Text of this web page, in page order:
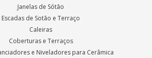
Janelas de Sótão
Escadas de Sotão e Terraço
Caleiras
Coberturas e Terraços
e Niveladores para Cerâmica